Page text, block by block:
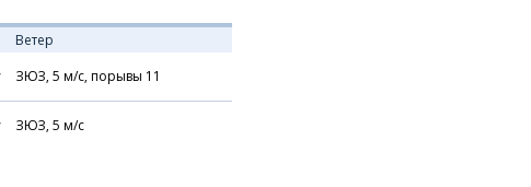
Ветер
ЗЮЗ, 5 м/с, порывы 11
ЗЮЗ, 5 м/с